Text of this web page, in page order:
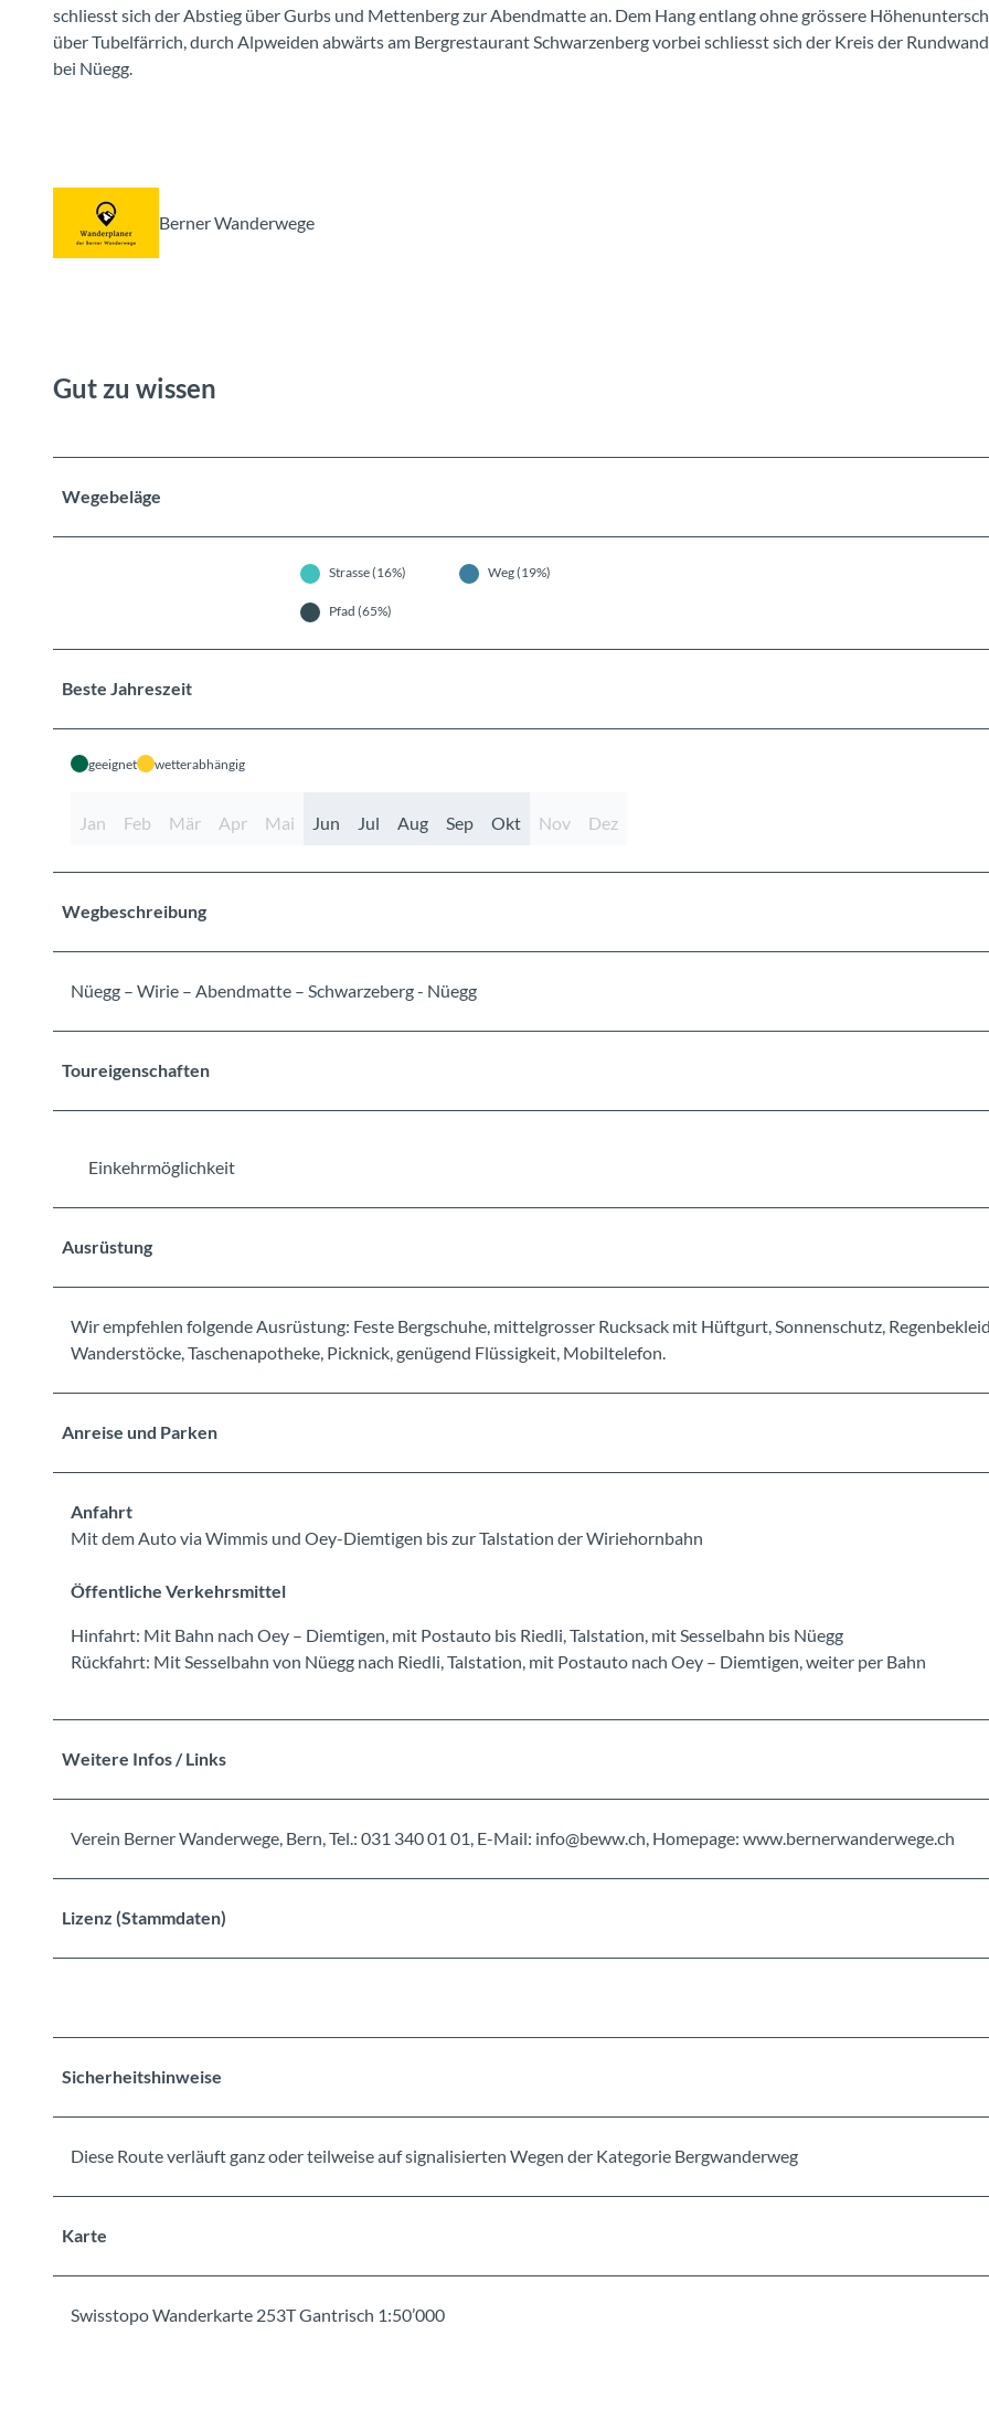
schliesst sich der Abstieg über Gurbs und Mettenberg zur Abendmatte an. Dem Hang entlang ohne grössere
über Tubelfärrich, durch Alpweiden abwärts am Bergrestaurant Schwarzenberg vorbei schliesst sich der Kreis der
bei Nüegg.
Berner Wanderwege
Gut zu wissen
Wegebeläge
Strasse (16%) Weg (19%)
Pfad (65%)
Beste Jahreszeit
geeignet wetterabhängig
Jan Feb Mär Apr Mai Jun Jul Aug Sep Okt Nov Dez
Wegbeschreibung
Nüegg – Wirie – Abendmatte – Schwarzeberg - Nüegg
Toureigenschaften
Einkehrmöglichkeit
Ausrüstung
Wir empfehlen folgende Ausrüstung: Feste Bergschuhe, mittelgrosser Rucksack mit Hüftgurt, Sonnenschutz,
Wanderstöcke, Taschenapotheke, Picknick, genügend Flüssigkeit, Mobiltelefon.
Anreise und Parken
Anfahrt
Mit dem Auto via Wimmis und Oey-Diemtigen bis zur Talstation der Wiriehornbahn
Öffentliche Verkehrsmittel
Hinfahrt: Mit Bahn nach Oey – Diemtigen, mit Postauto bis Riedli, Talstation, mit Sesselbahn bis Nüegg
Rückfahrt: Mit Sesselbahn von Nüegg nach Riedli, Talstation, mit Postauto nach Oey – Diemtigen, weiter per Bahn
Weitere Infos / Links
Verein Berner Wanderwege, Bern, Tel.: 031 340 01 01, E-Mail: info@beww.ch, Homepage: www.bernerwanderwege.ch
Lizenz (Stammdaten)
Sicherheitshinweise
Diese Route verläuft ganz oder teilweise auf signalisierten Wegen der Kategorie Bergwanderweg
Karte
Swisstopo Wanderkarte 253T Gantrisch 1:50’000